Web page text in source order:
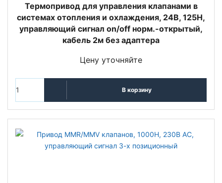
Термопривод для управления клапанами в
системах отопления и охлаждения, 24В, 125Н,
управляющий сигнал on/off норм.-открытый,
кабель 2м без адаптера
Цену уточняйте
В корзину